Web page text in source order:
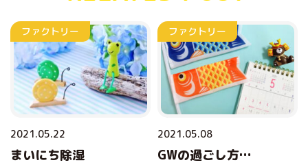
ファクトリー
2021.05.22
まいにち除湿
ファクトリー
2021.05.08
GWの過ごし方…